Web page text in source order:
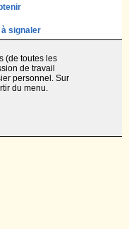
signaler
(de toutes les
de travail
personnel. Sur
du menu.